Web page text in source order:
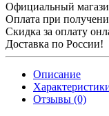
Официальный
Оплата при
Скидка за оплату
Доставка по России!
Описание
Отзывы (0)